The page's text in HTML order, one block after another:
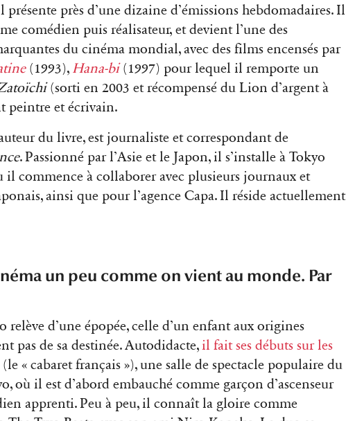
près d’une dizaine d’émissions hebdomadaires. Il
comédien puis réalisateur, et devient l’une des
du cinéma mondial, avec des films encensés par
(1993), Hana-bi(1997) pour lequel il remporte un
(sorti en 2003 et récompensé du Lion d’argent à
peintre et écrivain.
du livre, est journaliste et correspondant de
. Passionné par l’Asie et le Japon, il s’installe à Tokyo
il commence à collaborer avec plusieurs journaux et
ainsi que pour l’agence Capa. Il réside actuellement
un peu comme on vient au monde. Par
relève d’une épopée, celle d’un enfant aux origines
pas de sa destinée. Autodidacte,il fait ses débuts sur les
(le « cabaret français »), une salle de spectacle populaire du
où il est d’abord embauché comme garçon d’ascenseur
apprenti. Peu à peu, il connaît la gloire comme